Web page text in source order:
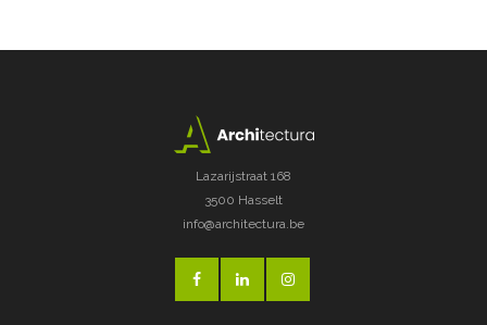
Lazarijstraat 168
3500 Hasselt
info@architectura.be